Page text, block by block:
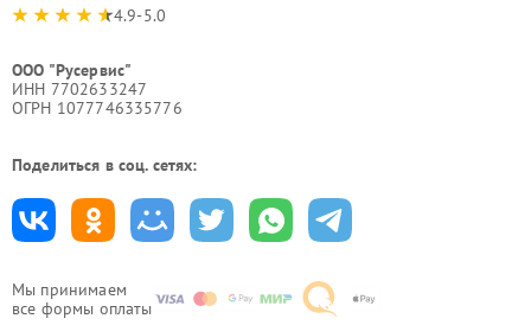
Мы принимаем
все формы оплаты
4.9-5.0
ООО "Русервис"
ИНН 7702633247
ОГРН 1077746335776
Поделиться в соц. сетях: